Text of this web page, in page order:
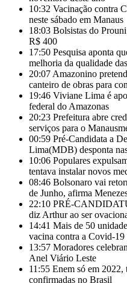
10:32 Vacinação contra
neste sábado em Manaus
18:03 Bolsistas do
R$ 400
17:50 Pesquisa aponta
melhoria da qualidade
20:07 Amazonino
canteiro de obras para
19:46 Viviane Lima é
federal do Amazonas
20:23 Prefeitura abre
serviços para o
00:59 Pré-Candidata a
Lima(MDB) desponta
10:06 Populares
tentava instalar novos
08:46 Bolsonaro vai
de Junho, afirma
22:10 PRÉ-
diz Arthur ao ser
14:41 Mais de 50
vacina contra a Covid-19
13:57 Moradores
Anel Viário Leste
11:55 Enem só em 2022,
confirmadas no Brasil